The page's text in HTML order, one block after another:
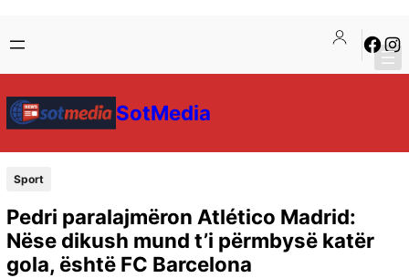
SotMedia
Sport
Pedri paralajmëron Atlético Madrid:
Nëse dikush mund t’i përmbysë katër
gola, është FC Barcelona